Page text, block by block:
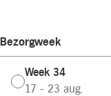
Bezorgweek
Week 34
17 - 23 aug.